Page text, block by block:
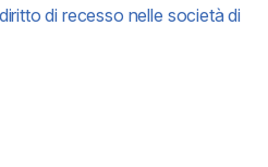
di recesso nelle società di